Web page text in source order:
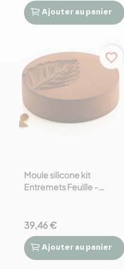
Prix
 
Ajouter au panier
favorite_border
Moule silicone kit
Entremets Feuille -
39,46 €
 
Ajouter au panier